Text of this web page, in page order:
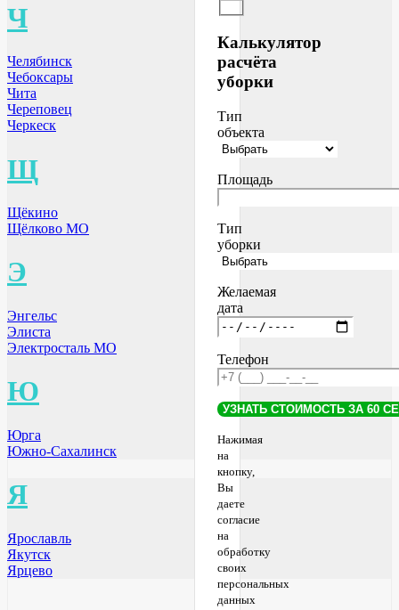
Ч
Челябинск
Чебоксары
Чита
Череповец
Черкеск
Щ
Щёкино
Щёлково МО
Э
Энгельс
Элиста
Электросталь МО
Ю
Юрга
Южно-Сахалинск
Я
Ярославль
Якутск
Ярцево
Калькулятор
расчёта
уборки
Тип
объекта
Площадь
Тип
уборки
Желаемая
дата
Телефон
Нажимая
на
кнопку,
Вы
даете
согласие
на
обработку
своих
персональных
данных